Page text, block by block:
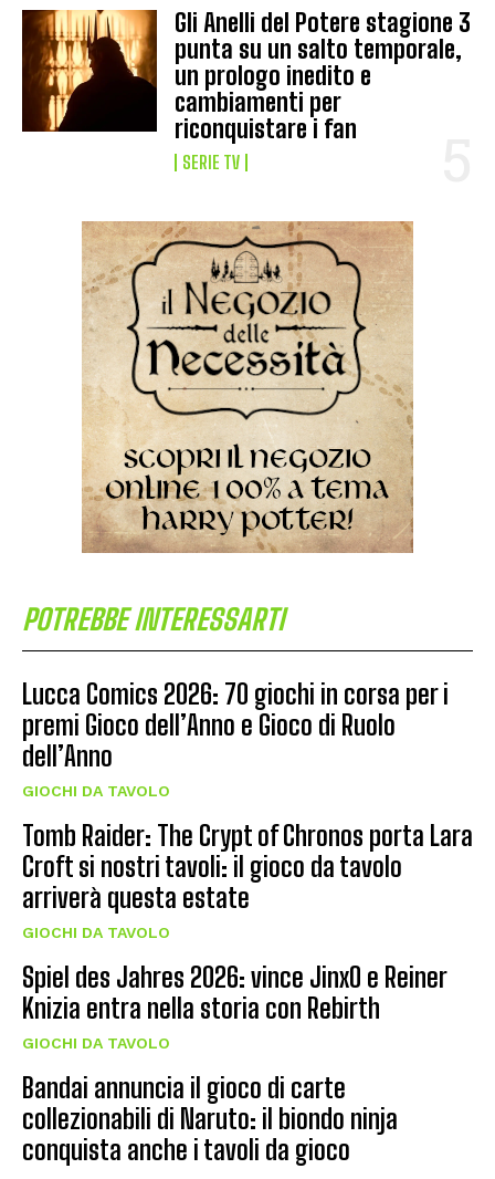
Gli Anelli del Potere stagione 3
punta su un salto temporale,
un prologo inedito e
cambiamenti per
riconquistare i fan
SERIE TV
POTREBBE INTERESSARTI
Lucca Comics 2026: 70 giochi in corsa per i
premi Gioco dell’Anno e Gioco di Ruolo
dell’Anno
GIOCHI DA TAVOLO
Tomb Raider: The Crypt of Chronos porta Lara
Croft si nostri tavoli: il gioco da tavolo
arriverà questa estate
GIOCHI DA TAVOLO
Spiel des Jahres 2026: vince JinxO e Reiner
Knizia entra nella storia con Rebirth
GIOCHI DA TAVOLO
Bandai annuncia il gioco di carte
collezionabili di Naruto: il biondo ninja
conquista anche i tavoli da gioco